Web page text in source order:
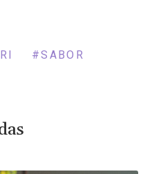
#SABOR